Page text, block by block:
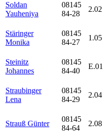
Soldan
Yauheniya
08145
84-28
2.02
Stäringer
Monika
08145
84-27
1.05
Steinitz
Johannes
08145
84-40
E.01
Straubinger
Lena
08145
84-29
2.04
Strauß Günter
08145
84-64
2.08